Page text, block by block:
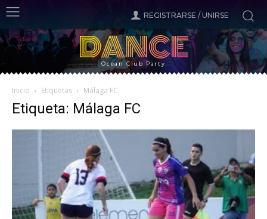
REGISTRARSE / UNIRSE
DANCE
Ocean Club Party
Inicio Etiquetas Málaga FC
Etiqueta: Málaga FC